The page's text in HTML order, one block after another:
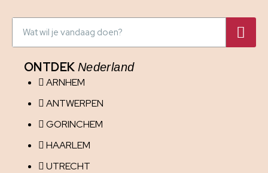
ONTDEK Nederland
ARNHEM
ANTWERPEN
GORINCHEM
HAARLEM
UTRECHT